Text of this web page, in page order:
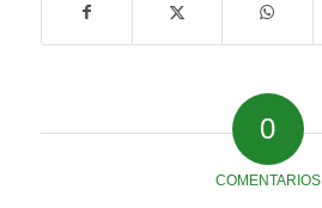
0
COMENTARIOS